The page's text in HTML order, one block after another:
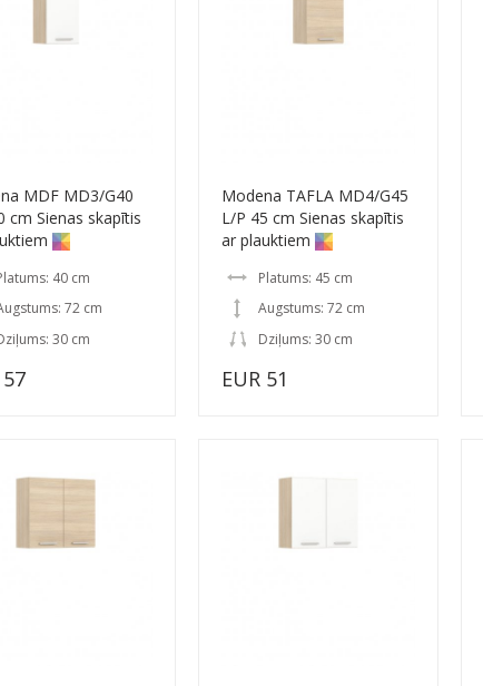
MDF MD3/G40
cm Sienas skapītis
40 cm
72 cm
30 cm
57
Modena TAFLA MD4/G45
L/P 45 cm Sienas skapītis
ar plauktiem
Platums: 45 cm
Augstums: 72 cm
Dziļums: 30 cm
EUR 51